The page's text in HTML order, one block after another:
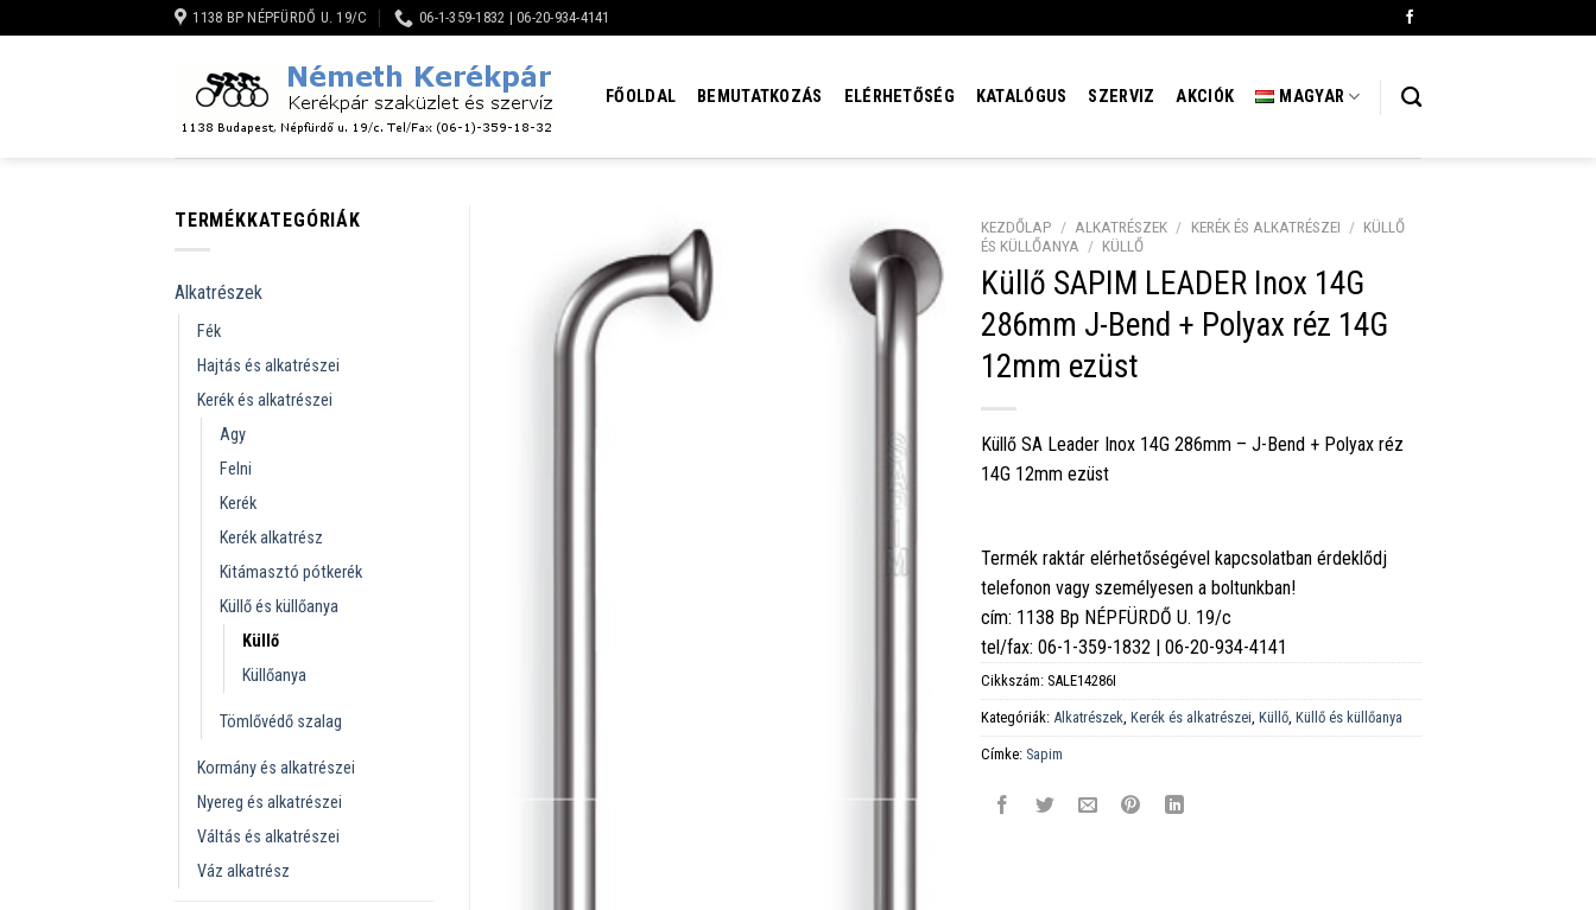
to
1138 BP NÉPFÜRDŐ U. 19/C 06-1-359-1832 | 06-20-934-4141
FŐOLDAL BEMUTATKOZÁS ELÉRHETŐSÉG KATALÓGUS SZERVIZ AKCIÓK MAGYAR
TERMÉKKATEGÓRIÁK
Alkatrészek
Fék
Hajtás és alkatrészei
Kerék és alkatrészei
Agy
Felni
Kerék
Kerék alkatrész
Kitámasztó pótkerék
Küllő és küllőanya
Küllő
Küllőanya
Tömlővédő szalag
Kormány és alkatrészei
Nyereg és alkatrészei
Váltás és alkatrészei
Váz alkatrész
KEZDŐLAP / ALKATRÉSZEK / KERÉK ÉS ALKATRÉSZEI / KÜLLŐ
ÉS KÜLLŐANYA / KÜLLŐ
Küllő SAPIM LEADER Inox 14G
286mm J-Bend + Polyax réz 14G
12mm ezüst
Küllő SA Leader Inox 14G 286mm – J-Bend + Polyax réz
14G 12mm ezüst
Termék raktár elérhetőségével kapcsolatban érdeklődj
telefonon vagy személyesen a boltunkban!
cím: 1138 Bp NÉPFÜRDŐ U. 19/c
tel/fax: 06-1-359-1832 | 06-20-934-4141
Cikkszám:SALE14286I
Kategóriák: Alkatrészek ,Kerék és alkatrészei ,Küllő ,Küllő és küllőanya
Címke: Sapim